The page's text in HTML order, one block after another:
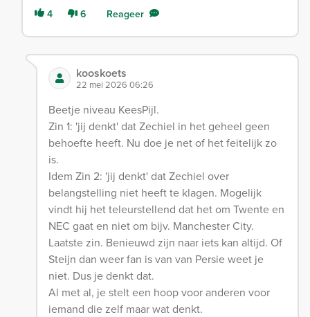
4 6 Reageer
kooskoets
22 mei 2026 06:26
Beetje niveau KeesPijl.
Zin 1: 'jij denkt' dat Zechiel in het geheel geen
behoefte heeft. Nu doe je net of het feitelijk zo
is.
Idem Zin 2: 'jij denkt' dat Zechiel over
belangstelling niet heeft te klagen. Mogelijk
vindt hij het teleurstellend dat het om Twente en
NEC gaat en niet om bijv. Manchester City.
Laatste zin. Benieuwd zijn naar iets kan altijd. Of
Steijn dan weer fan is van van Persie weet je
niet. Dus je denkt dat.
Al met al, je stelt een hoop voor anderen voor
iemand die zelf maar wat denkt.